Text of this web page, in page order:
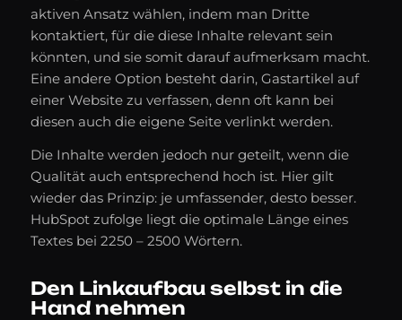
aktiven Ansatz wählen, indem man Dritte
kontaktiert, für die diese Inhalte relevant sein
könnten, und sie somit darauf aufmerksam macht.
Eine andere Option besteht darin, Gastartikel auf
einer Website zu verfassen, denn oft kann bei
diesen auch die eigene Seite verlinkt werden.
Die Inhalte werden jedoch nur geteilt, wenn die
Qualität auch entsprechend hoch ist. Hier gilt
wieder das Prinzip: je umfassender, desto besser.
HubSpot zufolge liegt die optimale Länge eines
Textes bei 2250 – 2500 Wörtern.
Den Linkaufbau selbst in die
Hand nehmen